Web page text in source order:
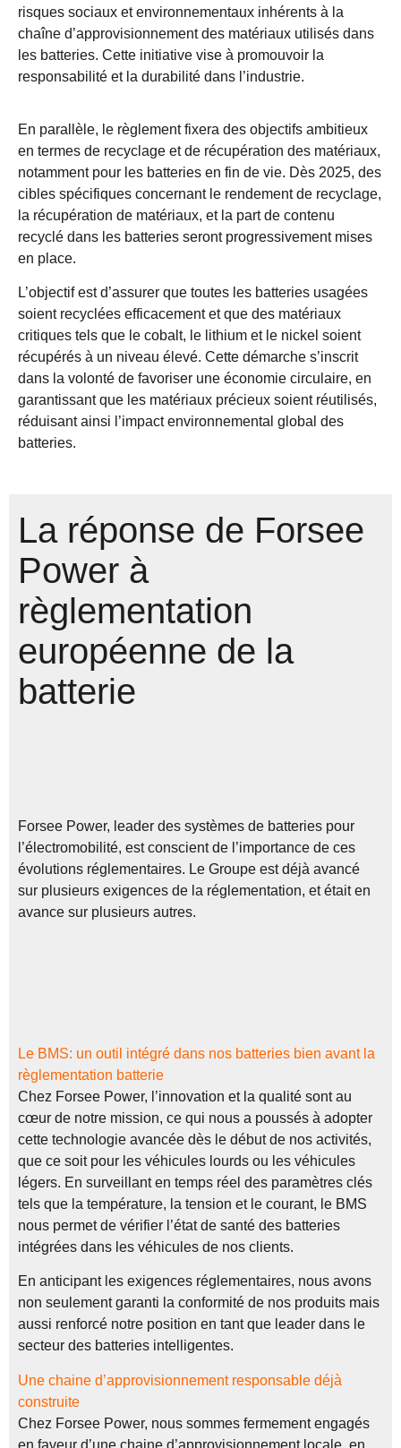
risques sociaux et environnementaux inhérents à la
chaîne d’approvisionnement des matériaux utilisés dans
les batteries. Cette initiative vise à promouvoir la
responsabilité et la durabilité dans l’industrie.
En parallèle, le règlement fixera des objectifs ambitieux
en termes de recyclage et de récupération des matériaux,
notamment pour les batteries en fin de vie. Dès 2025, des
cibles spécifiques concernant le rendement de recyclage,
la récupération de matériaux, et la part de contenu
recyclé dans les batteries seront progressivement mises
en place.
L’objectif est d’assurer que toutes les batteries usagées
soient recyclées efficacement et que des matériaux
critiques tels que le cobalt, le lithium et le nickel soient
récupérés à un niveau élevé. Cette démarche s’inscrit
dans la volonté de favoriser une économie circulaire, en
garantissant que les matériaux précieux soient réutilisés,
réduisant ainsi l’impact environnemental global des
batteries.
La réponse de Forsee
Power à
règlementation
européenne de la
batterie
Forsee Power, leader des systèmes de batteries pour
l’électromobilité, est conscient de l’importance de ces
évolutions réglementaires. Le Groupe est déjà avancé
sur plusieurs exigences de la réglementation, et était en
avance sur plusieurs autres.
Le BMS: un outil intégré dans nos batteries bien avant la
règlementation batterie
Chez Forsee Power, l’innovation et la qualité sont au
cœur de notre mission, ce qui nous a poussés à adopter
cette technologie avancée dès le début de nos activités,
que ce soit pour les véhicules lourds ou les véhicules
légers. En surveillant en temps réel des paramètres clés
tels que la température, la tension et le courant, le BMS
nous permet de vérifier l’état de santé des batteries
intégrées dans les véhicules de nos clients.
En anticipant les exigences réglementaires, nous avons
non seulement garanti la conformité de nos produits mais
aussi renforcé notre position en tant que leader dans le
secteur des batteries intelligentes.
Une chaine d’approvisionnement responsable déjà
construite
Chez Forsee Power, nous sommes fermement engagés
en faveur d’une chaine d’approvisionnement locale, en